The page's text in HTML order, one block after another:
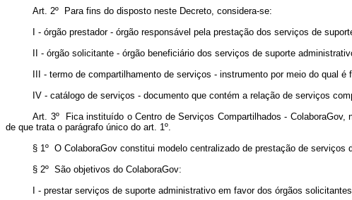
Art. 2º Para fins do disposto neste Decreto, considera-se:
I - órgão prestador - órgão responsável pela prestação dos serviços de
II - órgão solicitante - órgão beneficiário dos serviços de suporte
III - termo de compartilhamento de serviços - instrumento por meio do qual
IV - catálogo de serviços - documento que contém a relação de serviços
Art. 3º Fica instituído o Centro de Serviços Compartilhados -
de que trata o parágrafo único do art. 1º.
§ 1º O ColaboraGov constitui modelo centralizado de prestação de
§ 2º São objetivos do ColaboraGov:
I - prestar serviços de suporte administrativo em favor dos órgãos